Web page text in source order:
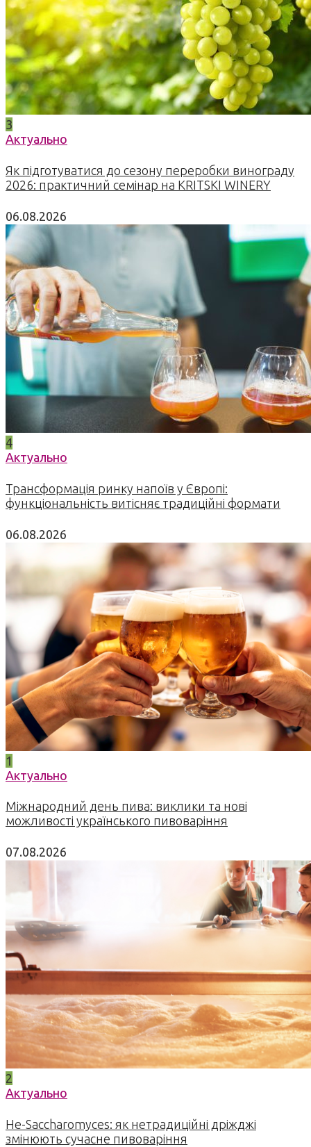
3
Актуально
Як підготуватися до сезону переробки винограду
2026: практичний семінар на KRITSKI WINERY
06.08.2026
4
Актуально
Трансформація ринку напоїв у Європі:
функціональність витісняє традиційні формати
06.08.2026
1
Актуально
Міжнародний день пива: виклики та нові
можливості українського пивоваріння
07.08.2026
2
Актуально
Не-Saccharomyces: як нетрадиційні дріжджі
змінюють сучасне пивоваріння